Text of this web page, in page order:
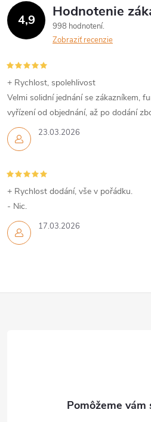
k
y
v
ý
p
i
s
u
4,9 Hodnotenie
998 hodnotení
Zobraziť recenzie
23.03.2026
+ Rychlost, spolehlivost
Velmi solidní jednání se zákazníkem,
vyřízení od objednání, až po dodání
17.03.2026
+ Rychlost dodání, vše v pořádku.
- Nic.